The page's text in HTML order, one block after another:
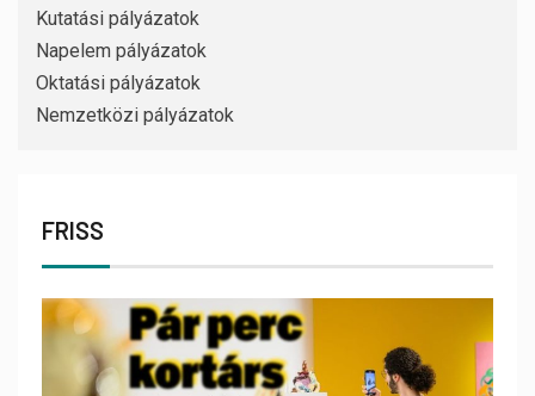
Kutatási pályázatok
Napelem pályázatok
Oktatási pályázatok
Nemzetközi pályázatok
FRISS